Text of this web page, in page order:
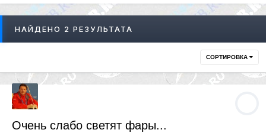
НАЙДЕНО 2 РЕЗУЛЬТАТА
СОРТИРОВКА
Очень слабо светят фары...